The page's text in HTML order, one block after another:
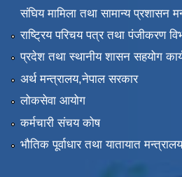
संघिय मामिला तथा सामान्य प्रशासन
राष्ट्रिय परिचय पत्र तथा पंजीकरण
प्रदेश तथा स्थानीय शासन सहयोग
अर्थ मन्त्रालय,नेपाल सरकार
लोकसेवा आयोग
कर्मचारी संचय कोष
भौतिक पूर्वाधार तथा यातायात मन्त्रालय